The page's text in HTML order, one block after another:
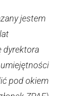
jestem
dyrektora
pod okiem